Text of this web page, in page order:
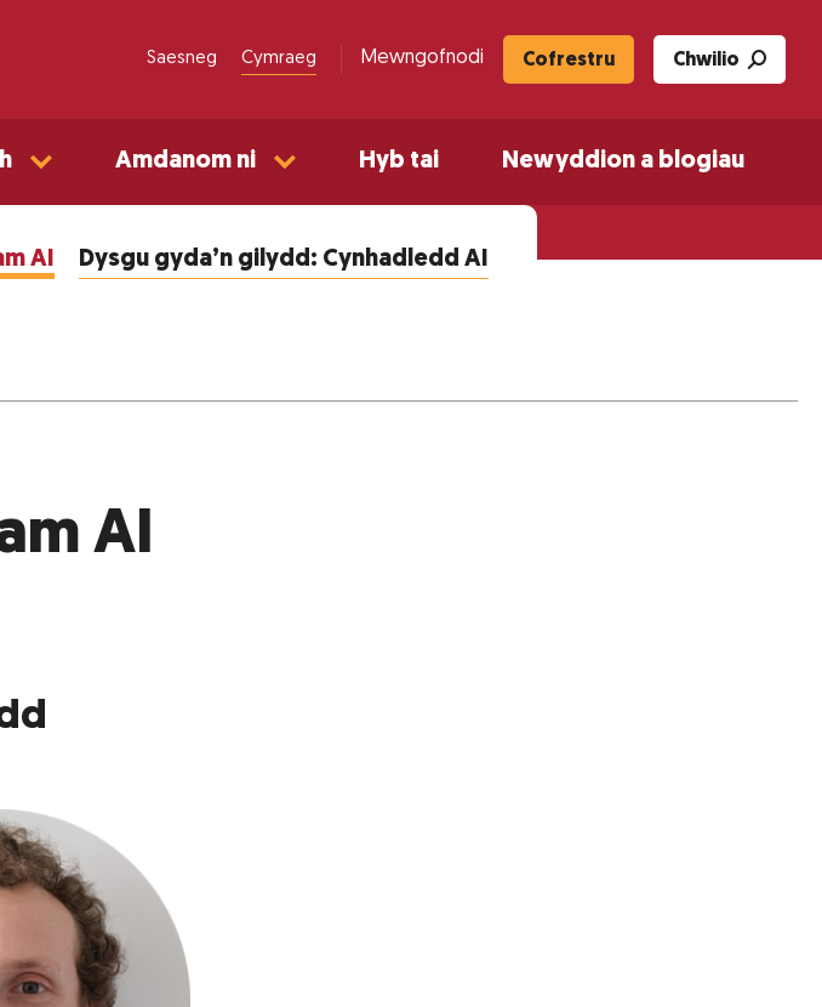
Saesneg Cymraeg Mewngofnodi Cofrestru Chwilio
Amdanom ni Hyb tai Newyddion a blogiau
AI Dysgu gyda’n gilydd: Cynhadledd AI
AI